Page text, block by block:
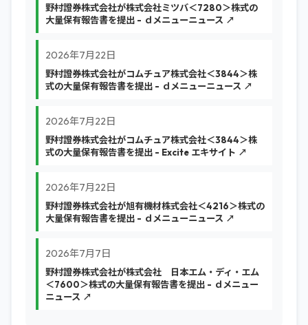
野村證券株式会社が株式会社ミツバ＜7280＞株式の
大量保有報告書を提出 - ｄメニューニュース ↗
2026年7月22日
野村證券株式会社がコムチュア株式会社＜3844＞株
式の大量保有報告書を提出 - ｄメニューニュース ↗
2026年7月22日
野村證券株式会社がコムチュア株式会社＜3844＞株
式の大量保有報告書を提出 - Excite エキサイト ↗
2026年7月22日
野村證券株式会社が旭有機材株式会社＜4216＞株式の
大量保有報告書を提出 - ｄメニューニュース ↗
2026年7月7日
野村證券株式会社が株式会社 日本エム・ディ・エム
＜7600＞株式の大量保有報告書を提出 - ｄメニュー
ニュース ↗